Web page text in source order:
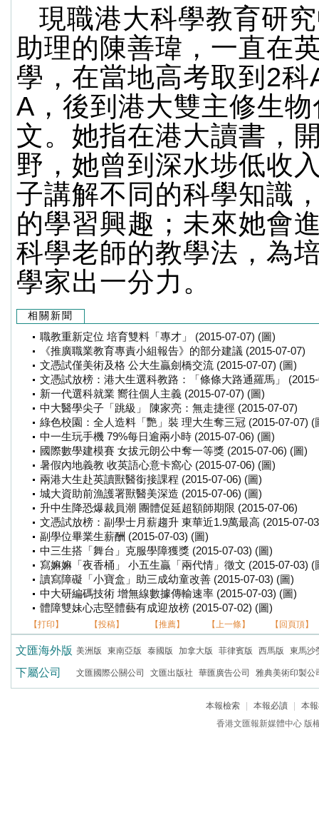
現職港大科學教育研
助理的陳善瑋，一直在
學，在當地高考取到2科
A，後到港大雙主修生
文。她指在港大讀書，
野，她曾到深水埗低收
子講解不同的科學知識
的學習興趣；未來她會
科學老師的教學法，為
學家出一分力。
相關新聞
職教重新定位 培育雙料「專才」 (2015-07-07) (圖)
《推廣職業教育專責小組報告》的部分建議 (2015-07-07)
文憑試僅美術及格 公大生贏劍橋交流 (2015-07-07) (圖)
文憑試放榜：港大生選科教路：「條條大路通羅馬」
新一代選科就業 嚮往個人主義 (2015-07-07) (圖)
中大醫學尖子「跳級」 陳家亮：無走捷徑 (2015-07-07)
綠色校園：全人造料「艷」裝 理大生奪三冠 (2015-07-07) (
中一生玩手機 79%每日逾兩小時 (2015-07-06) (圖)
國際數學建模賽 女拔元朗公中奪一等獎 (2015-07-06) (圖)
暑假內地義教 收英語心意卡窩心 (2015-07-06) (圖)
兩港大生赴英讀獸醫銜接課程 (2015-07-06) (圖)
城大資助前漁護署獸醫美深造 (2015-07-06) (圖)
升中生降恐爆裁員潮 團體促延超額師期限 (2015-07-06)
文憑試放榜：副學士月薪趨升 東華近1.9萬最高 (2015-07-
副學位畢業生薪酬 (2015-07-03) (圖)
中三生搭「舞台」克服學障獲獎 (2015-07-03) (圖)
寫嫲嫲「夜香桶」 小五生贏「兩代情」徵文 (2015-07-03) (
讀寫障礙「小寶盒」助三成幼童改善 (2015-07-03) (圖)
中大研編碼技術 增無線數據傳輸速率 (2015-07-03) (圖)
體障雙妹心志堅體藝有成迎放榜 (2015-07-02) (圖)
【打印】 【投稿】 【推薦】 【上一條】 【回頁頂】
文匯海外版 美洲版 東南亞版 泰國版 加拿大版 菲律賓版 西馬版 東馬沙
下屬公司 文匯國際公關公司 文匯出版社 華匯廣告公司 雅典美術印製公
本報檢索 本報必讀
本
香港文匯報新媒體中心 版